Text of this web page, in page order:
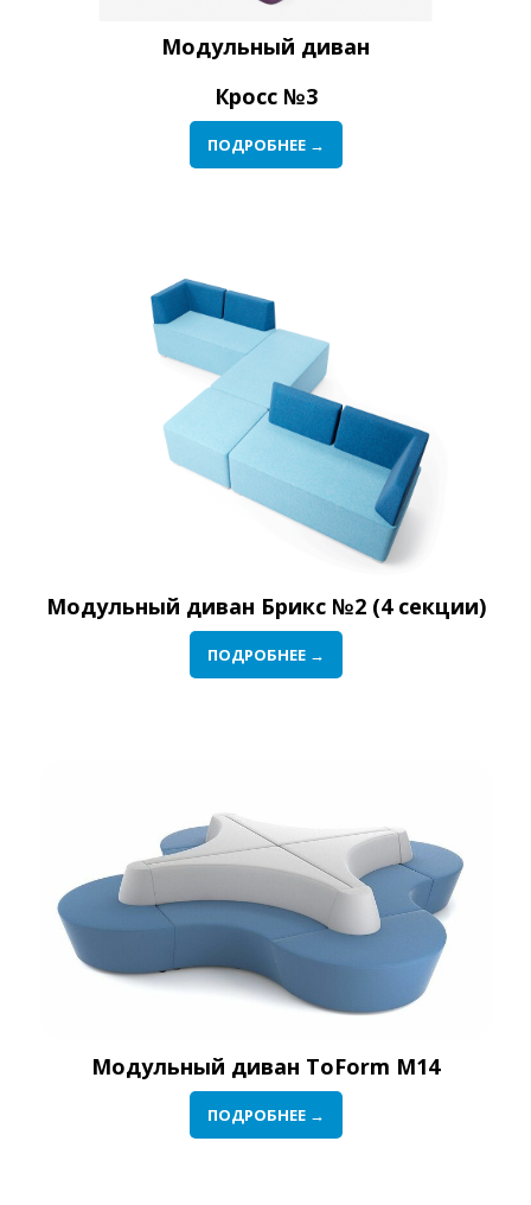
Модульный диван
Кросс №3
ПОДРОБНЕЕ →
Модульный диван Брикс №2 (4 секции)
ПОДРОБНЕЕ →
Модульный диван ToForm M14
ПОДРОБНЕЕ →